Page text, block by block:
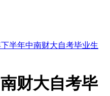
下半年中南财大自考毕业生
财大自考毕